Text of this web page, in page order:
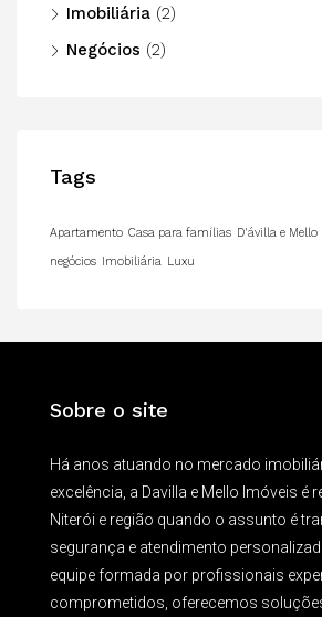
Imobiliária (2)
Negócios (2)
Tags
Apartamento Casa para famílias D'ávilla e Mello
negócios Imobiliária Luxu
Sobre o site
Há anos atuando no mercado
excelência, a Davilla e Mello Imóveis é
Niterói e região quando o assunto é
segurança e atendimento
equipe formada por profissionais
comprometidos, oferecemos